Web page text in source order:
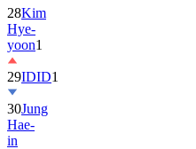
28Kim
Hye-
yoon1
29IDID1
30Jung
Hae-
in